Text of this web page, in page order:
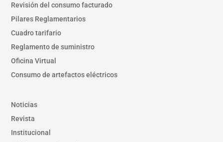
Revisión del consumo facturado
Pilares Reglamentarios
Cuadro tarifario
Reglamento de suministro
Oficina Virtual
Consumo de artefactos eléctricos
Noticias
Revista
Institucional